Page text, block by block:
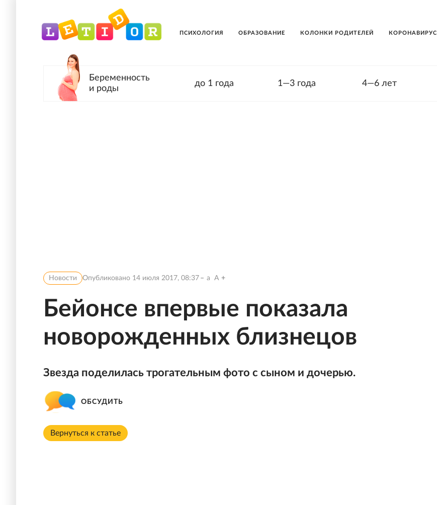
ПСИХОЛОГИЯ ОБРАЗОВАНИЕ КОЛОНКИ РОДИТЕЛЕЙ КОРОНАВИРУС
Беременность
и роды
до 1 года 1—3 года 4—6 лет
Новости Опубликовано 14 июля 2017, 08:37 a A
Бейонсе впервые показала
новорожденных близнецов
Звезда поделилась трогательным фото с сыном и дочерью.
ОБСУДИТЬ
Вернуться к статье